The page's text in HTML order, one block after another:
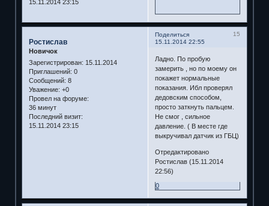
15.11.2014 23:15
Поделиться
15
15.11.2014 22:55
Ростислав
Новичок
Зарегистрирован: 15.11.2014
Приглашений: 0
Сообщений: 8
Уважение: +0
Провел на форуме:
36 минут
Последний визит:
15.11.2014 23:15
Ладно. По пробую
замерить , но по моему он
покажет нормальные
показания. Ибл проверял
дедовским способом,
просто заткнуть пальцем.
Не смог , сильное
давление. ( В месте где
выкручивал датчик из ГБЦ)
Отредактировано
Ростислав (15.11.2014
22:56)
0